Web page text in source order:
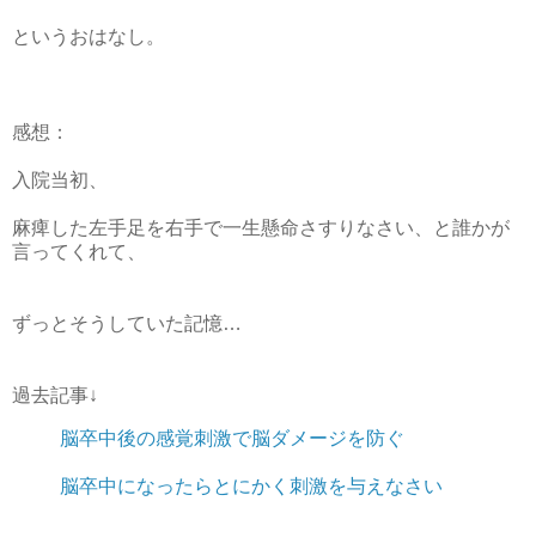
というおはなし。
感想：
入院当初、
麻痺した左手足を右手で一生懸命さすりなさい、と誰かが
言ってくれて、
ずっとそうしていた記憶…
過去記事↓
脳卒中後の感覚刺激で脳ダメージを防ぐ
脳卒中になったらとにかく刺激を与えなさい